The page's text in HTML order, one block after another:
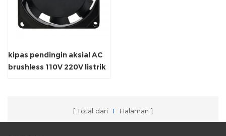
kipas pendingin aksial AC
brushless 110V 220V listrik
Total dari 1 Halaman